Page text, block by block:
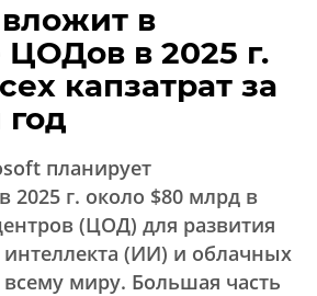
в
ЦОДов в 2025 г.
капзатрат за
планирует
2025 г. около $80 млрд в
(ЦОД) для развития
интеллекта (ИИ) и облачных
миру. Большая часть